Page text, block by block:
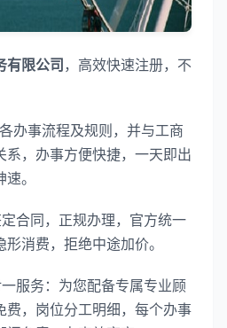
有限公司 ，高效快速注册，不
事流程及规则，并与工商
系，办事方便快捷，一天即出
。
同，正规办理，官方统一
消费，拒绝中途加价。
务：为您配备专属专业顾
费，岗位分工明细，每个办事